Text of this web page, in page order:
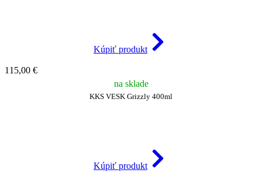
Kúpiť produkt
115,00 €
na sklade
KKS VESK Grizzly 400ml
Kúpiť produkt